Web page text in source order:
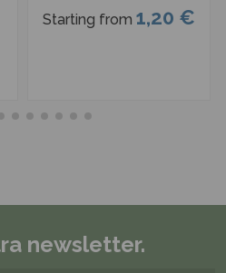
Starting from 1,20 €
newsletter.